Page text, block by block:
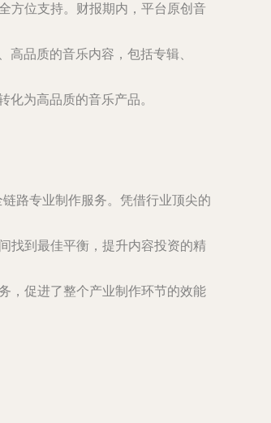
方位支持。财报期内，平台原创音
品质的音乐内容，包括专辑、
为高品质的音乐产品。
路专业制作服务。凭借行业顶尖的
找到最佳平衡，提升内容投资的精
，促进了整个产业制作环节的效能